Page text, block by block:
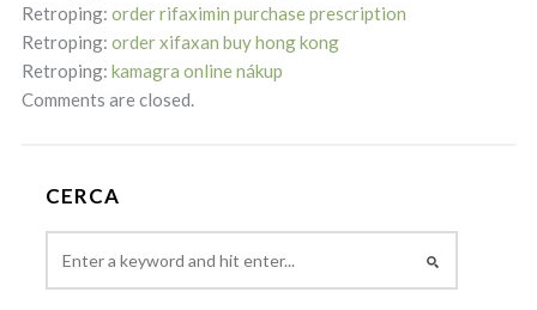
Retroping: order rifaximin purchase prescription
Retroping: order xifaxan buy hong kong
Retroping: kamagra online nákup
Comments are closed.
CERCA